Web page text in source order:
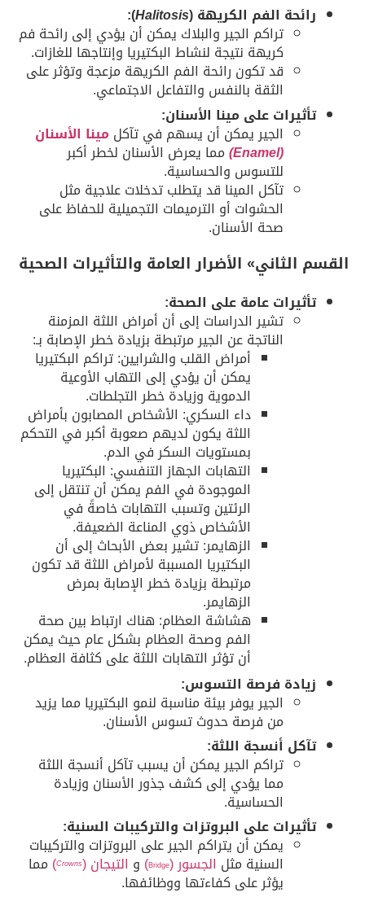
رائحة الفم الكريهة (Halitosis
):
تراكم الجير والبلاك يمكن أن يؤدي إلى رائحة فم
كريهة نتيجة لنشاط البكتيريا وإنتاجها للغازات.
قد تكون رائحة الفم الكريهة مزعجة وتؤثر على
الثقة بالنفس والتفاعل الاجتماعي.
تأثيرات على مينا الأسنان:
الجير يمكن أن يسهم في تآكل مينا الأسنان
(Enamel) مما يعرض الأسنان لخطر أكبر
للتسوس والحساسية.
تآكل المينا قد يتطلب تدخلات علاجية مثل
الحشوات أو الترميمات التجميلية للحفاظ على
صحة الأسنان.
القسم الثاني» الأضرار العامة والتأثيرات الصحية
تأثيرات عامة على الصحة:
تشير الدراسات إلى أن أمراض اللثة المزمنة
الناتجة عن الجير مرتبطة بزيادة خطر الإصابة بـ:
أمراض القلب والشرايين: تراكم البكتيريا
يمكن أن يؤدي إلى التهاب الأوعية
الدموية وزيادة خطر التجلطات.
داء السكري: الأشخاص المصابون بأمراض
اللثة يكون لديهم صعوبة أكبر في التحكم
بمستويات السكر في الدم.
التهابات الجهاز التنفسي: البكتيريا
الموجودة في الفم يمكن أن تنتقل إلى
الرئتين وتسبب التهابات خاصةً في
الأشخاص ذوي المناعة الضعيفة.
الزهايمر: تشير بعض الأبحاث إلى أن
البكتيريا المسببة لأمراض اللثة قد تكون
مرتبطة بزيادة خطر الإصابة بمرض
الزهايمر.
هشاشة العظام: هناك ارتباط بين صحة
الفم وصحة العظام بشكل عام حيث يمكن
أن تؤثر التهابات اللثة على كثافة العظام.
زيادة فرصة التسوس:
الجير يوفر بيئة مناسبة لنمو البكتيريا مما يزيد
من فرصة حدوث تسوس الأسنان.
تآكل أنسجة اللثة:
تراكم الجير يمكن أن يسبب تآكل أنسجة اللثة
مما يؤدي إلى كشف جذور الأسنان وزيادة
الحساسية.
تأثيرات على البروتزات والتركيبات السنية:
يمكن أن يتراكم الجير على البروتزات والتركيبات
السنية مثل الجسور (Bridge
) و التيجان (Crowns
) مما
يؤثر على كفاءتها ووظائفها.